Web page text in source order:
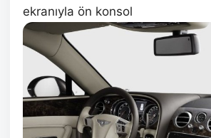
ekranıyla ön konsol